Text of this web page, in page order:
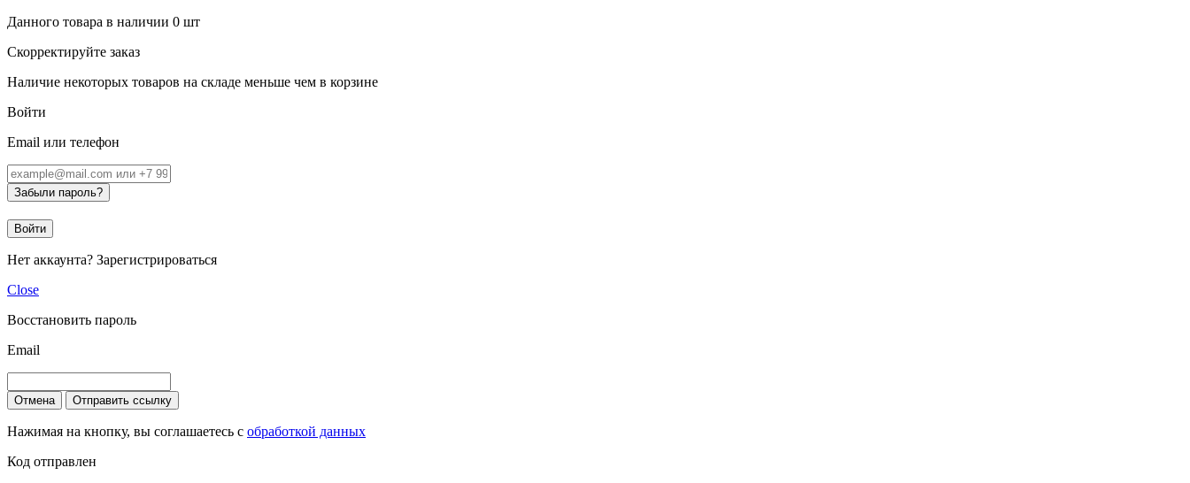
Данного товара в наличии 0 шт
Скорректируйте заказ
Наличие некоторых товаров на складе меньше чем в корзине
Войти
Email или телефон
Забыли пароль?
Войти
Нет аккаунта? Зарегистрироваться
Close
Восстановить пароль
Email
Отмена Отправить ссылку
Нажимая на кнопку, вы соглашаетесь с обработкой данных
Код отправлен